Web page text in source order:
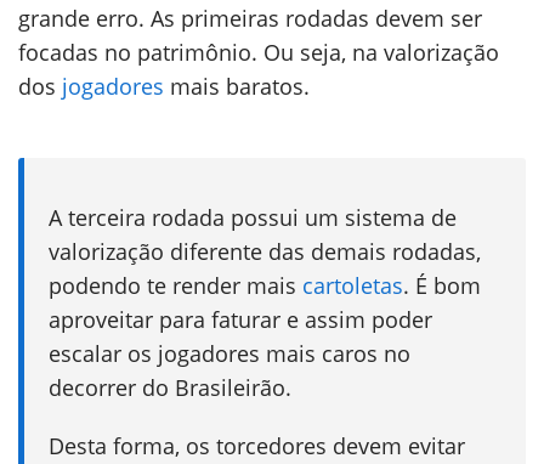
grande erro. As primeiras rodadas devem ser
focadas no patrimônio. Ou seja, na valorização
dos jogadores mais baratos.
A terceira rodada possui um sistema de
valorização diferente das demais rodadas,
podendo te render mais cartoletas. É bom
aproveitar para faturar e assim poder
escalar os jogadores mais caros no
decorrer do Brasileirão.
Desta forma, os torcedores devem evitar